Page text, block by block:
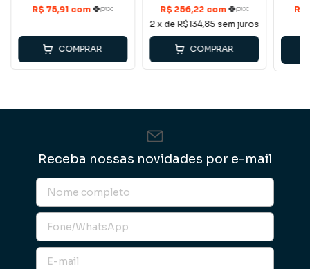
COMPRAR
2 x deR$134,85 sem juros
COMPRAR
Receba nossas novidades por e-mail